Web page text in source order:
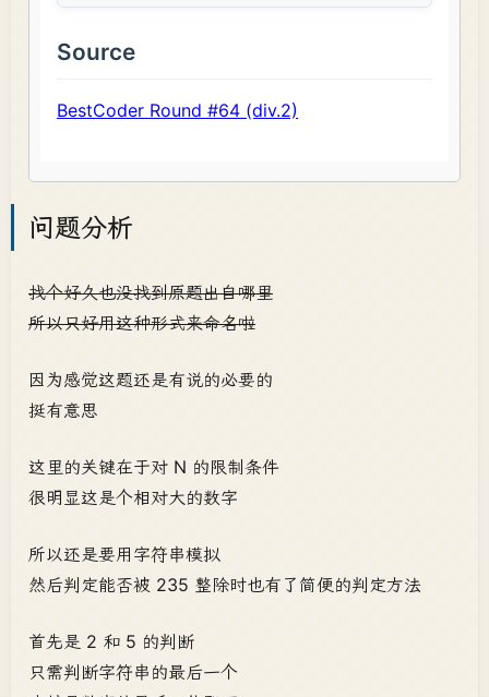
问题分析
找个好久也没找到原题出自哪里
所以只好用这种形式来命名啦
因为感觉这题还是有说的必要的
挺有意思
这里的关键在于对 N 的限制条件
很明显这是个相对大的数字
所以还是要用字符串模拟
然后判定能否被 235 整除时也有了简便的判定方法
首先是 2 和 5 的判断
只需判断字符串的最后一个